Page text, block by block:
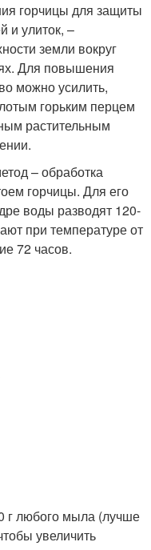
горчицы для защиты
и улиток, –
земли вокруг
Для повышения
можно усилить,
горьким перцем
растительным
– обработка
горчицы. Для его
воды разводят 120-
при температуре от
72 часов.
г любого мыла (лучше
увеличить